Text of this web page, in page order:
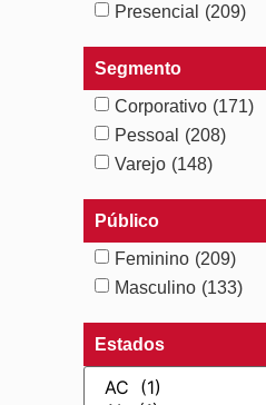
Presencial
(209)
Segmento
Corporativo (171)
Pessoal
(208)
Varejo (148)
Público
Feminino (209)
Masculino (133)
Estados